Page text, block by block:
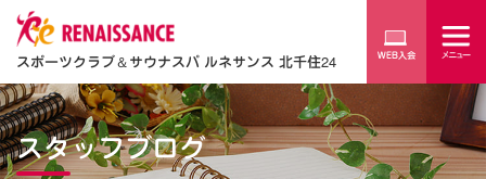
スポーツクラブ＆サウナスパ ルネサンス 北千住24
スタッフブログ